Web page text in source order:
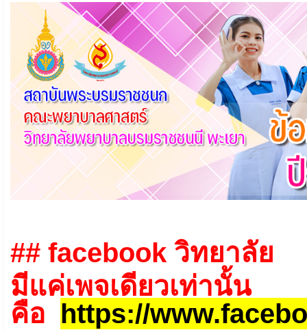
## facebook วิทยาลัย
มีแค่เพจเดียวเท่านั้น
คือ https://